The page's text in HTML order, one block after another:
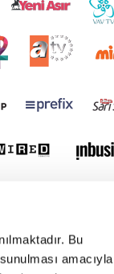
Bu
amacıyla